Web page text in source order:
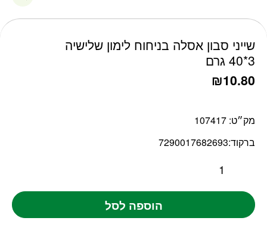
שייני סבון אסלה בניחוח לימון שלישיה
3*40 גרם
₪10.80
מק״ט: 107417
ברקוד:7290017682693
כמות שייני סבון אסלה בניחוח לימון שלישיה 3*40 גרם
הוספה לסל